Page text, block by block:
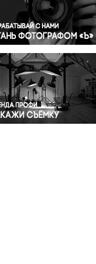
Правосудие
Происшествия и конфликты
Религия
Светская жизнь
Спорт
Экология
Экономика и бизнес